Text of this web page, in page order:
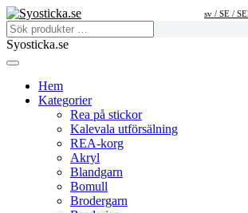
sv / SE /
Syosticka.se
Hem
Kategorier
Rea på stickor
Kalevala utförsälning
REA-korg
Akryl
Blandgarn
Bomull
Brodergarn